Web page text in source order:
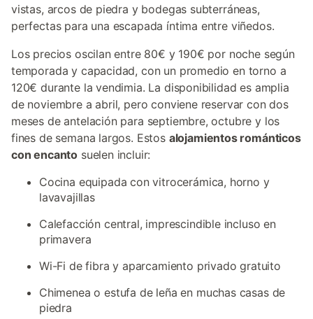
vistas, arcos de piedra y bodegas subterráneas,
perfectas para una escapada íntima entre viñedos.
Los precios oscilan entre 80€ y 190€ por noche según
temporada y capacidad, con un promedio en torno a
120€ durante la vendimia. La disponibilidad es amplia
de noviembre a abril, pero conviene reservar con dos
meses de antelación para septiembre, octubre y los
fines de semana largos. Estos alojamientos románticos
con encanto suelen incluir:
Cocina equipada con vitrocerámica, horno y
lavavajillas
Calefacción central, imprescindible incluso en
primavera
Wi-Fi de fibra y aparcamiento privado gratuito
Chimenea o estufa de leña en muchas casas de
piedra